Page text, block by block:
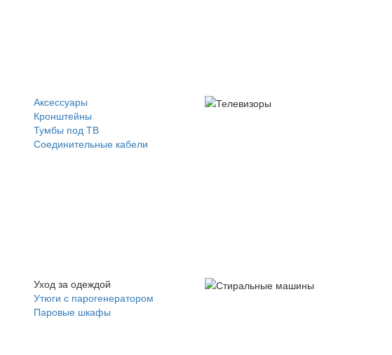
Аксессуары
Кронштейны
Тумбы под ТВ
Соединительные кабели
Уход за одеждой
Утюги с парогенератором
Паровые шкафы